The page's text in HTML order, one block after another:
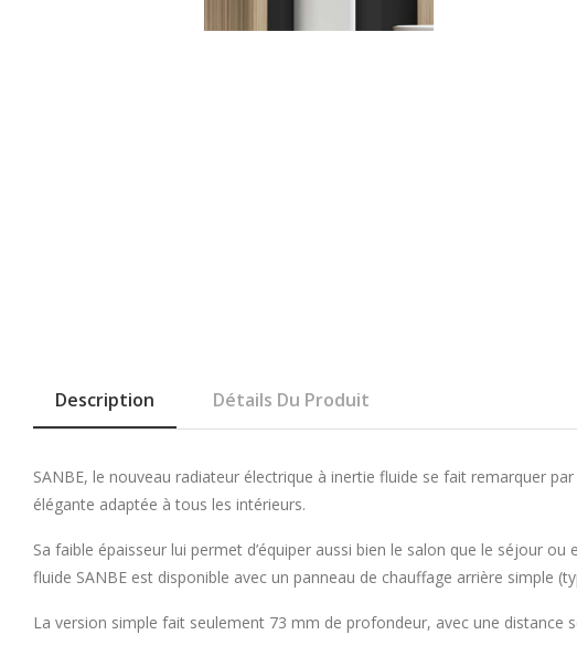
Description Détails Du Produit
SANBE, le nouveau radiateur électrique à inertie fluide se fait remarquer
élégante adaptée à tous les intérieurs.
Sa faible épaisseur lui permet d’équiper aussi bien le salon que le séjour
fluide SANBE est disponible avec un panneau de chauffage arrière simple
La version simple fait seulement 73 mm de profondeur, avec une